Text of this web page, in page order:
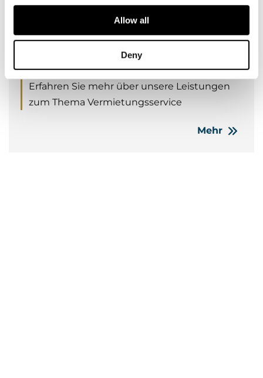
Allow all
Deny
Vermietungsservice
Erfahren Sie mehr über unsere Leistungen
zum Thema Vermietungsservice
Mehr